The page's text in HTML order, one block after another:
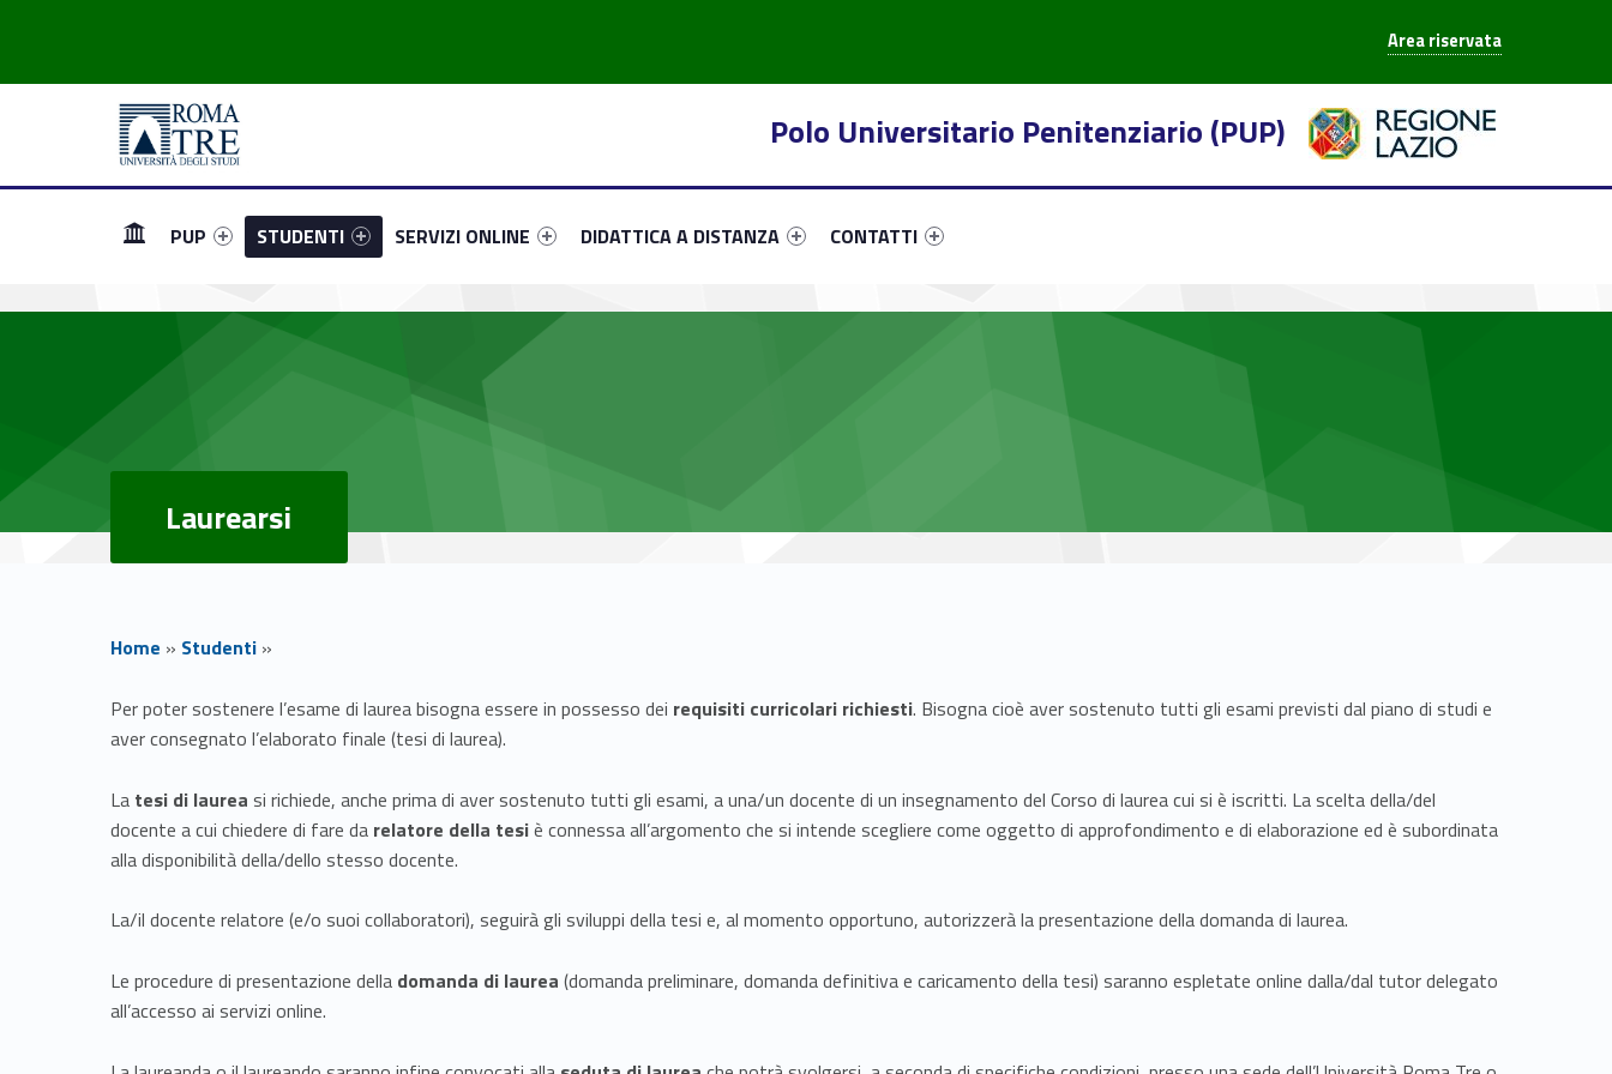
Laurearsi - Polo Universitario Penitenziario (PUP) Polo Universitario Penitenziario (PUP)
Polo Universitario Penitenziario (PUP)
Primary MenuLink identifier #link-menu-primary-29824-1
PUP
Link identifier #link-menu-primary-10147-12
STUDENTI
Link identifier #link-menu-primary-94525-26
SERVIZI ONLINE
Link identifier #link-menu-primary-63132-29
DIDATTICA A DISTANZA
Link identifier #link-menu-primary-17725-33
CONTATTI
Area riservata
Laurearsi
Home » Studenti »
L
a
u
r
e
a
Per poter sostenere l’esame di laurea bisogna essere in possesso dei requisiti curricolari richiesti. Bisogna cioè aver sostenuto tutti gli esami previsti dal piano di studi e
aver consegnato l’elaborato finale (tesi di laurea).
La tesi di laurea si richiede, anche prima di aver sostenuto tutti gli esami, a una/un docente di un insegnamento del Corso di laurea cui si è iscritti. La scelta della/del
docente a cui chiedere di fare da relatore della tesiè connessa all’argomento che si intende scegliere come oggetto di approfondimento e di elaborazione ed è subordinata
alla disponibilità della/dello stesso docente.
La/il docente relatore (e/o suoi collaboratori), seguirà gli sviluppi della tesi e, al momento opportuno, autorizzerà la presentazione della domanda di laurea.
Le procedure di presentazione della domanda di laurea (domanda preliminare, domanda definitiva e caricamento della tesi) saranno espletate online dalla/dal tutor delegato
all’accesso ai servizi online.